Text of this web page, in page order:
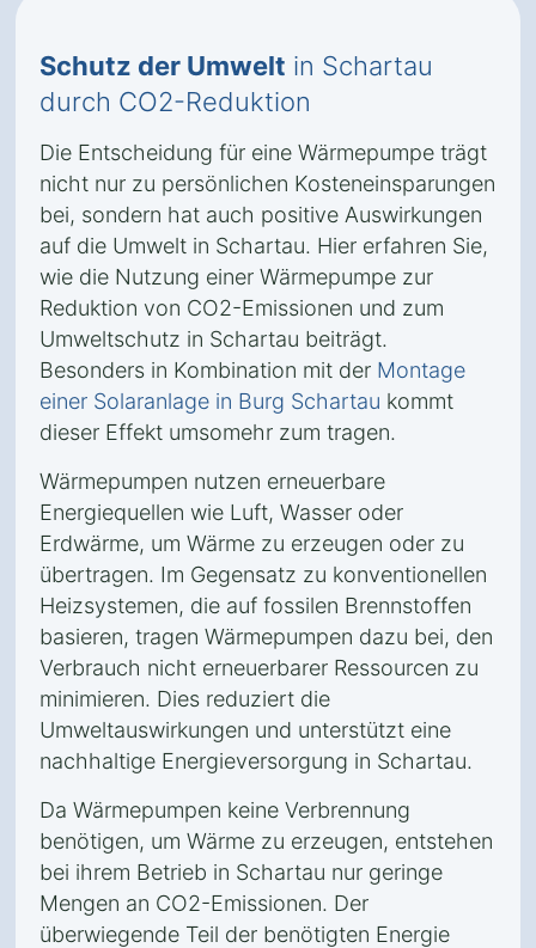
Schutz der Umwelt in Schartau
durch CO2-Reduktion
Die Entscheidung für eine Wärmepumpe trägt
nicht nur zu persönlichen Kosteneinsparungen
bei, sondern hat auch positive Auswirkungen
auf die Umwelt in Schartau. Hier erfahren Sie,
wie die Nutzung einer Wärmepumpe zur
Reduktion von CO2-Emissionen und zum
Umweltschutz in Schartau beiträgt.
Besonders in Kombination mit der Montage
einer Solaranlage in Burg Schartau kommt
dieser Effekt umsomehr zum tragen.
Wärmepumpen nutzen erneuerbare
Energiequellen wie Luft, Wasser oder
Erdwärme, um Wärme zu erzeugen oder zu
übertragen. Im Gegensatz zu konventionellen
Heizsystemen, die auf fossilen Brennstoffen
basieren, tragen Wärmepumpen dazu bei, den
Verbrauch nicht erneuerbarer Ressourcen zu
minimieren. Dies reduziert die
Umweltauswirkungen und unterstützt eine
nachhaltige Energieversorgung in Schartau.
Da Wärmepumpen keine Verbrennung
benötigen, um Wärme zu erzeugen, entstehen
bei ihrem Betrieb in Schartau nur geringe
Mengen an CO2-Emissionen. Der
überwiegende Teil der benötigten Energie